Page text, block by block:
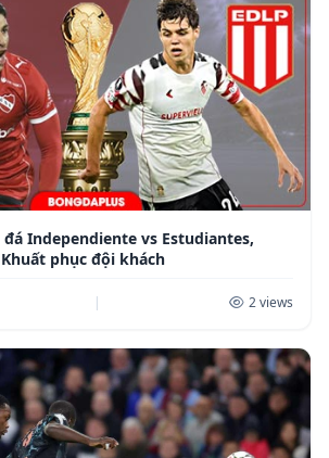
Independiente vs Estudiantes,
phục đội khách
| 2 views